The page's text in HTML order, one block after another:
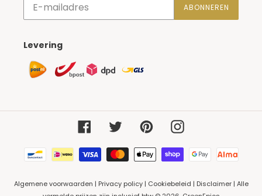
ABONNEREN
Levering
Leveringsmethoden
Facebook Twitter PinterestInstagram
Betaalmethoden
Algemene voorwaarden | Privacy policy| Cookiebeleid | Disclaimer| Alle